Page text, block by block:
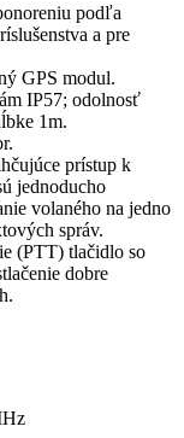
podľa
a pre
GPS modul.
IP57; odolnosť
1m.
prístup k
jednoducho
volaného na jedno
správ.
(PTT) tlačidlo so
dobre